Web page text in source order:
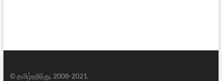
© தமிழ்ஹிந்து, 2008-2021.